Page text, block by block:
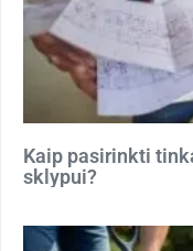
Kaip pasirinkti
sklypui?